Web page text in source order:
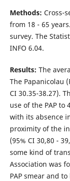
Methods: Cross-
from 18 - 65
survey. The
INFO 6.04.
Results: The
The Papanicolau
CI 30.35-38.27).
use of the PAP to
with its absence
proximity of the
(95% CI 30,80 -
some kind of
Association was
PAP smear and